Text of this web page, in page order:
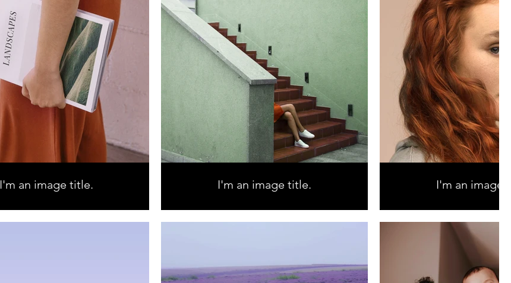
I'm an image title. I'm an image title. I'm an image